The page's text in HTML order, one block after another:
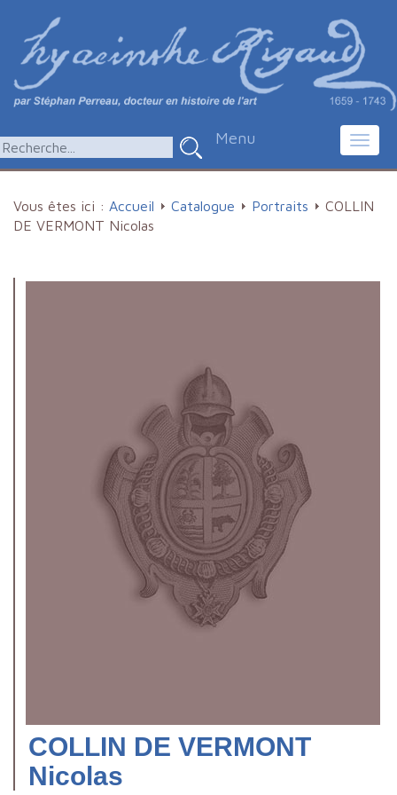
Menu
Vous êtes ici : Accueil Catalogue Portraits
COLLIN
DE VERMONT Nicolas
COLLIN DE VERMONT
Nicolas